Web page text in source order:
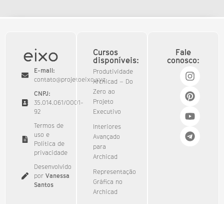
E-mail:
contato@projetoeixo.xyz
CNPJ:
35.014.061/0001-
92​
Termos de
uso e
Política de
privacidade
Desenvolvido
por Vanessa
Santos
Cursos
disponíveis:
Produtividade
Archicad – Do
Zero ao
Projeto
Executivo
Interiores
Avançado
para
Archicad
Representação
Gráfica no
Archicad
Fale
conosco: